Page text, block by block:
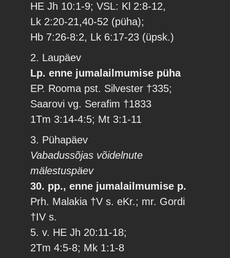
HE Jh 10:1-9; VSL: Kl 2:8-12,
Lk 2:20-21,40-52 (püha);
Hb 7:26-8:2, Lk 6:17-23 (üpsk.)
2. Laupäev
Lp. enne jumalailmumise püha
EP. Rooma pst. Silvester †335;
Saarovi vg. Serafim †1833
1Tm 3:14-4:5; Mt 3:1-11
3. Pühapäev
Vabadussõjas võidelnute
mälestuspäev
30. pp., enne jumalailmumise p.
Prh. Malakia †V s. eKr.; mr. Gordi
†IV s.
5. v. HE Jh 20:11-18;
2Tm 4:5-8; Mk 1:1-8